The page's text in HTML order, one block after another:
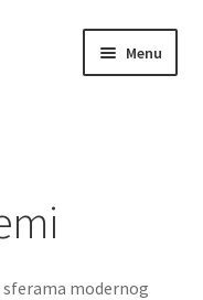
Menu
sferama modernog